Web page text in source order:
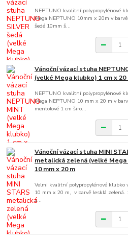
NEPTUNO kvalitní polypropylénové
Mega NEPTUNO 10mm x 20m v
šedé 10mm š...
Vánoční vázací stuha
(velké Mega klubko) 1 cm x 20
NEPTUNO kvalitní polypropylénové
Mega NEPTUNO 10 mm x 20 m v
mentolové 1 cm širo...
Vánoční vázací stuha MINI
metalická zelená (velké
10 mm x 20 m
Velmi kvalitní polypropylénové klubko
10 mm x 20 m, v barvě lesklá zelená.
s...